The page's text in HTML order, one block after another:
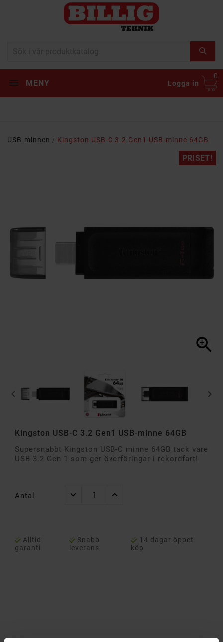
MENY Logga in
0
USB-minnen Kingston USB-C 3.2 Gen1 USB-minne 64GB
PRISET!

 
Kingston USB-C 3.2 Gen1 USB-minne 64GB
Supersnabbt Kingston USB-C minne 64GB tack vare
USB 3.2 Gen 1 som ger överföringar i rekordfart!
Antal
Alltid
garanti
Snabb
leverans
14 dagar öppet
köp